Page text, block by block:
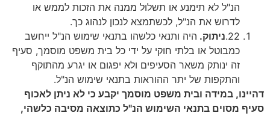
הנ"ל לא תימנע או תשלול ממנה את הזכות לממש או
לדרוש את הנ"ל, לכשתמצא לנכון לנהוג כך.
22. ניתוק. היה ותנאי כלשהו בתנאי שימוש הנ"ל ייחשב
כמבוטל או בלתי חוקי על ידי כל בית משפט מוסמך, סעיף
זה ינותק משאר הסעיפים ולא יפגום או יגרע מהתוקף
והתקפות של יתר ההוראות בתנאי שימוש הנ"ל.
דהיינו, במידה ובית משפט מוסמך יקבע כי לא ניתן לאכוף
סעיף מסוים בתנאי השימוש הנ"ל כתוצאה מסיבה כלשהי,